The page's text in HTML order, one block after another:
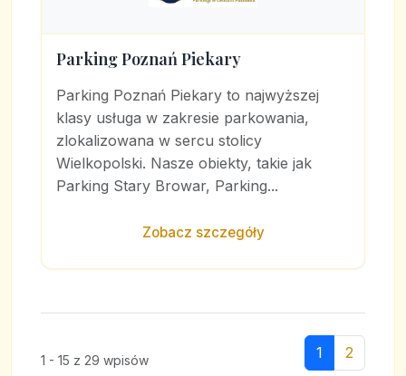
Parking Poznań Piekary
Parking Poznań Piekary to najwyższej
klasy usługa w zakresie parkowania,
zlokalizowana w sercu stolicy
Wielkopolski. Nasze obiekty, takie jak
Parking Stary Browar, Parking...
Zobacz szczegóły
1 - 15 z 29 wpisów 1 2